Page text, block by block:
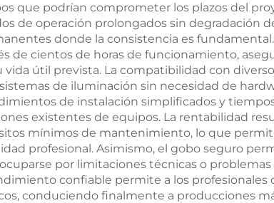
que podrían comprometer los plazos del
de operación prolongados sin degradación
donde la consistencia es
de cientos de horas de funcionamiento,
útil prevista. La compatibilidad con
de iluminación sin necesidad de
de instalación simplificados y
existentes de equipos. La rentabilidad
mínimos de mantenimiento, lo que
profesional. Asimismo, el gobo seguro
por limitaciones técnicas o
confiable permite a los profesionales
conduciendo finalmente a producciones